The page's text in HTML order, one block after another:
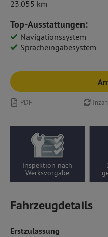
23.055 km
Top-Ausstattungen:
Navigationssystem
Spracheingabesystem
PDF
Inspektion nach
Werksvorgabe
Fahrzeugdetails
Erstzulassung